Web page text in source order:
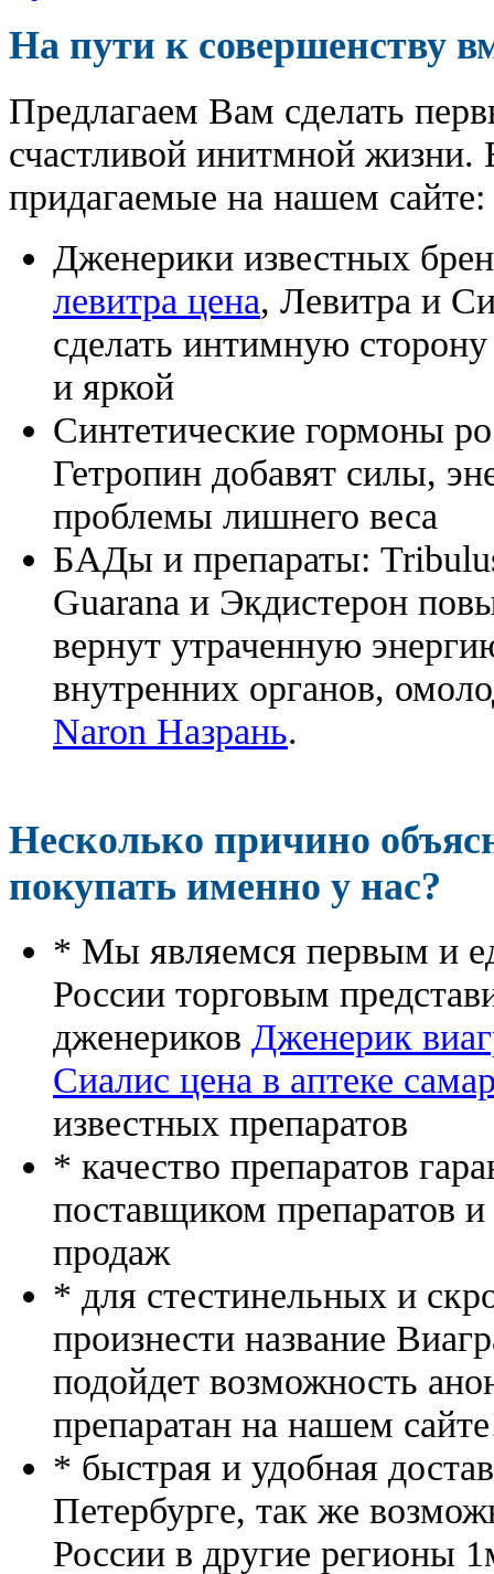
На пути к совершенству
Предлагаем Вам сделать
счастливой инитмной жизни.
придагаемые на нашем сайте:
Дженерики известных
левитра цена, Левитра и
сделать интимную
и яркой
Синтетические гормоны
Гетропин добавят силы,
проблемы лишнего веса
БАДы и препараты:
Guarana и Экдистерон
вернут утраченную
внутренних органов,
Naron Назрань.
Несколько причино
покупать именно у нас?
* Мы являемся первым и
России торговым
дженериков Дженерик
Сиалис цена в аптеке
известных препаратов
* качество препаратов
поставщиком препаратов
продаж
* для стестинельных и
произнести название
подойдет возможность
препаратан на нашем
* быстрая и удобная
Петербурге, так же
России в другие регионы